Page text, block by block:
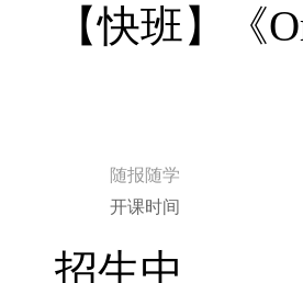
【快班】《
随报随学
开课时间
招生中